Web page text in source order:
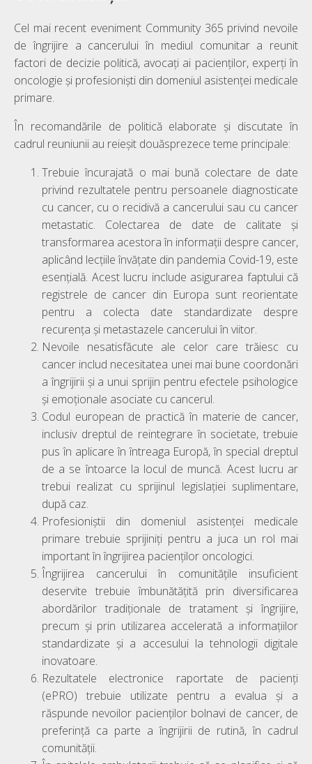
Cel mai recent eveniment Community 365 privind nevoile
de îngrijire a cancerului în mediul comunitar a reunit
factori de decizie politică, avocați ai pacienților, experți în
oncologie și profesioniști din domeniul asistenței medicale
primare.
În recomandările de politică elaborate și discutate în
cadrul reuniunii au reieșit douăsprezece teme principale:
Trebuie încurajată o mai bună colectare de date
privind rezultatele pentru persoanele diagnosticate
cu cancer, cu o recidivă a cancerului sau cu cancer
metastatic. Colectarea de date de calitate și
transformarea acestora în informații despre cancer,
aplicând lecțiile învățate din pandemia Covid-19, este
esențială. Acest lucru include asigurarea faptului că
registrele de cancer din Europa sunt reorientate
pentru a colecta date standardizate despre
recurența și metastazele cancerului în viitor.
Nevoile nesatisfăcute ale celor care trăiesc cu
cancer includ necesitatea unei mai bune coordonări
a îngrijirii și a unui sprijin pentru efectele psihologice
și emoționale asociate cu cancerul.
Codul european de practică în materie de cancer,
inclusiv dreptul de reintegrare în societate, trebuie
pus în aplicare în întreaga Europă, în special dreptul
de a se întoarce la locul de muncă. Acest lucru ar
trebui realizat cu sprijinul legislației suplimentare,
după caz.
Profesioniștii din domeniul asistenței medicale
primare trebuie sprijiniți pentru a juca un rol mai
important în îngrijirea pacienților oncologici.
Îngrijirea cancerului în comunitățile insuficient
deservite trebuie îmbunătățită prin diversificarea
abordărilor tradiționale de tratament și îngrijire,
precum și prin utilizarea accelerată a informațiilor
standardizate și a accesului la tehnologii digitale
inovatoare.
Rezultatele electronice raportate de pacienți
(ePRO) trebuie utilizate pentru a evalua și a
răspunde nevoilor pacienților bolnavi de cancer, de
preferință ca parte a îngrijirii de rutină, în cadrul
comunității.